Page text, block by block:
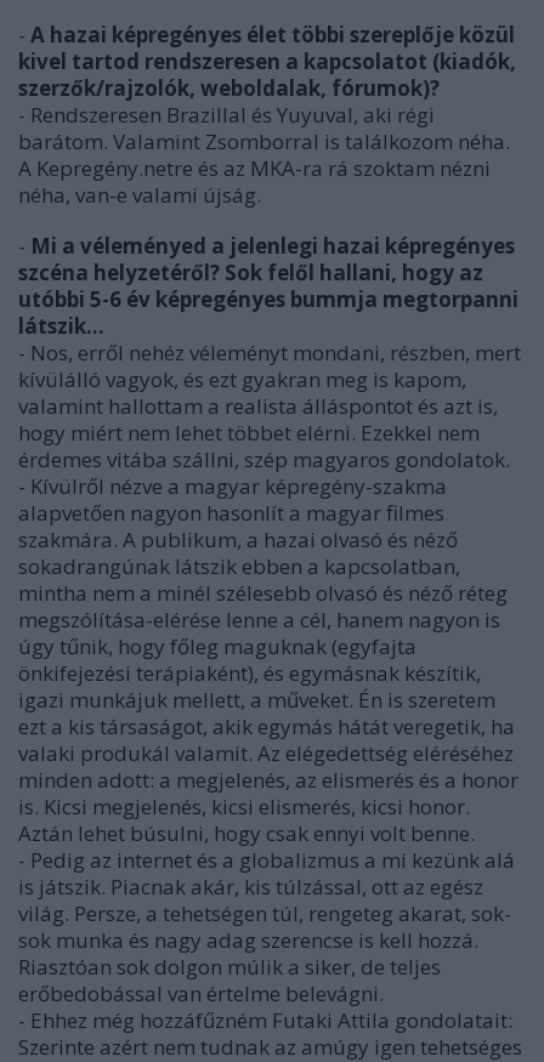
- A hazai képregényes élet többi szereplője közül
kivel tartod rendszeresen a kapcsolatot (kiadók,
szerzők/rajzolók, weboldalak, fórumok)?
- Rendszeresen Brazillal és Yuyuval, aki régi
barátom. Valamint Zsomborral is találkozom néha.
A Kepregény.netre és az MKA-ra rá szoktam nézni
néha, van-e valami újság.
- Mi a véleményed a jelenlegi hazai képregényes
szcéna helyzetéről? Sok felől hallani, hogy az
utóbbi 5-6 év képregényes bummja megtorpanni
látszik…
- Nos, erről nehéz véleményt mondani, részben, mert
kívülálló vagyok, és ezt gyakran meg is kapom,
valamint hallottam a realista álláspontot és azt is,
hogy miért nem lehet többet elérni. Ezekkel nem
érdemes vitába szállni, szép magyaros gondolatok.
- Kívülről nézve a magyar képregény-szakma
alapvetően nagyon hasonlít a magyar filmes
szakmára. A publikum, a hazai olvasó és néző
sokadrangúnak látszik ebben a kapcsolatban,
mintha nem a minél szélesebb olvasó és néző réteg
megszólítása-elérése lenne a cél, hanem nagyon is
úgy tűnik, hogy főleg maguknak (egyfajta
önkifejezési terápiaként), és egymásnak készítik,
igazi munkájuk mellett, a műveket. Én is szeretem
ezt a kis társaságot, akik egymás hátát veregetik, ha
valaki produkál valamit. Az elégedettség eléréséhez
minden adott: a megjelenés, az elismerés és a honor
is. Kicsi megjelenés, kicsi elismerés, kicsi honor.
Aztán lehet búsulni, hogy csak ennyi volt benne.
- Pedig az internet és a globalizmus a mi kezünk alá
is játszik. Piacnak akár, kis túlzással, ott az egész
világ. Persze, a tehetségen túl, rengeteg akarat, sok-
sok munka és nagy adag szerencse is kell hozzá.
Riasztóan sok dolgon múlik a siker, de teljes
erőbedobással van értelme belevágni.
- Ehhez még hozzáfűzném Futaki Attila gondolatait:
Szerinte azért nem tudnak az amúgy igen tehetséges